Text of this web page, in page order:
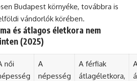
Budapest környéke, továbbra is
vándorlók körében.
és átlagos életkora nem
(2025)
női
A
népesség
A férfiak
átlagéletkora,